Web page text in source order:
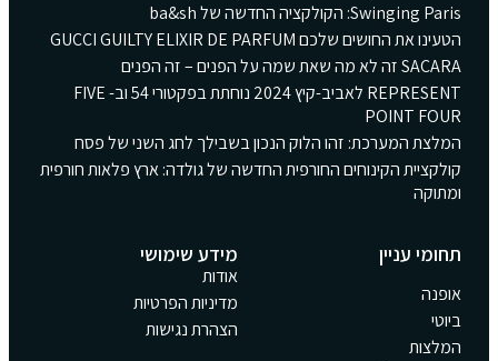
Swinging Paris: הקולקציה החדשה של ba&sh
הטעינו את החושים שלכם GUCCI GUILTY ELIXIR DE PARFUM
SACARA זה לא מה שאת שמה על הפנים – זה הפנים
REPRESENT לאביב-קיץ 2024 נוחתת בפקטורי 54 וב- FIVE
POINT FOUR
המלצת המערכת: זהו הלוק הנכון בשבילך לחג השני של פסח
קולקציית הקינוחים החורפית החדשה של גולדה: ארץ פלאות חורפית
ומתוקה
תחומי עניין
אופנה
ביוטי
המלצות
מידע שימושי
אודות
מדיניות הפרטיות
הצהרת נגישות